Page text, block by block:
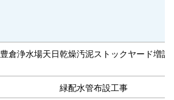
豊倉浄水場天日乾燥汚泥ストックヤード増設
緑配水管布設工事